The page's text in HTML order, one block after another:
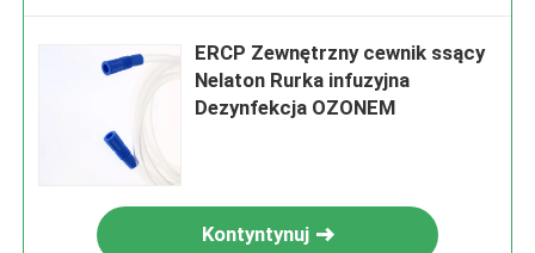
ERCP Zewnętrzny cewnik ssący
Nelaton Rurka infuzyjna
Dezynfekcja OZONEM
Kontyntynuj